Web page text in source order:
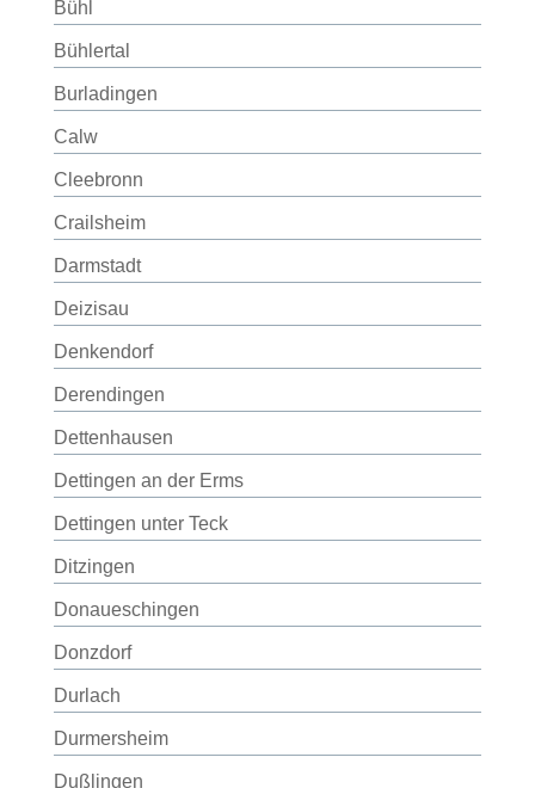
Bühl
Bühlertal
Burladingen
Calw
Cleebronn
Crailsheim
Darmstadt
Deizisau
Denkendorf
Derendingen
Dettenhausen
Dettingen an der Erms
Dettingen unter Teck
Ditzingen
Donaueschingen
Donzdorf
Durlach
Durmersheim
Dußlingen